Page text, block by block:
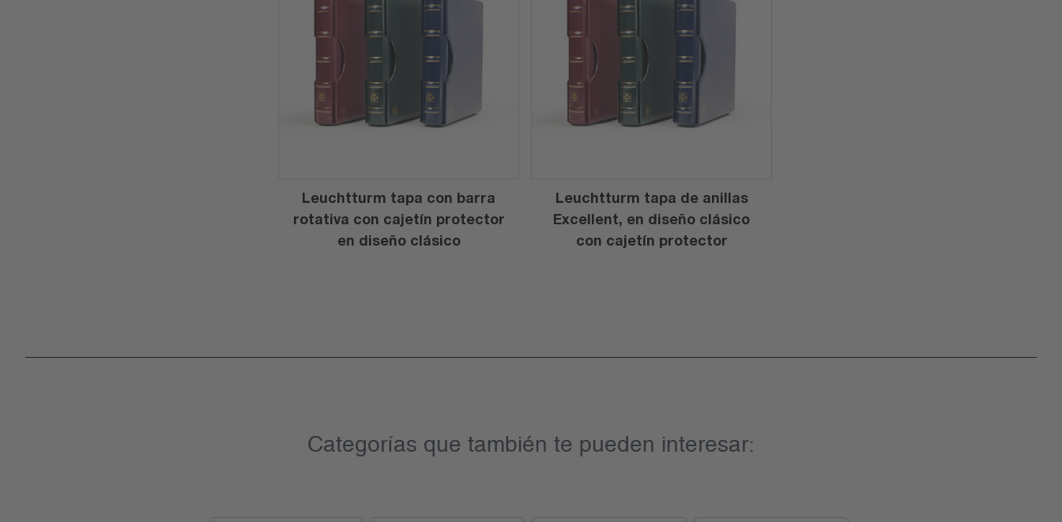
Leuchtturm tapa con barra
rotativa con cajetín protector
en diseño clásico
Leuchtturm tapa de anillas
Excellent, en diseño clásico
con cajetín protector
Categorías que también te pueden interesar: